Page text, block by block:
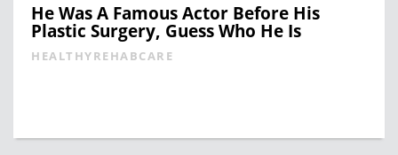
He Was A Famous Actor Before His
Plastic Surgery, Guess Who He Is
HEALTHYREHABCARE